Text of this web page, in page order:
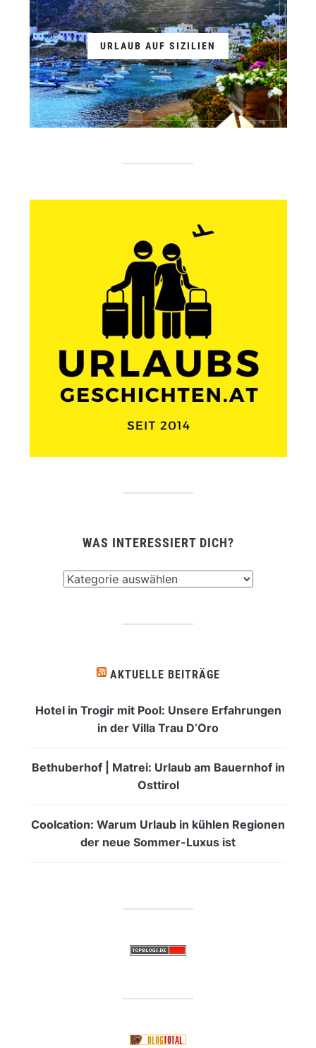
URLAUB AUF SIZILIEN
WAS INTERESSIERT DICH?
AKTUELLE BEITRÄGE
Hotel in Trogir mit Pool: Unsere Erfahrungen
in der Villa Trau D’Oro
Bethuberhof | Matrei: Urlaub am Bauernhof in
Osttirol
Coolcation: Warum Urlaub in kühlen Regionen
der neue Sommer-Luxus ist